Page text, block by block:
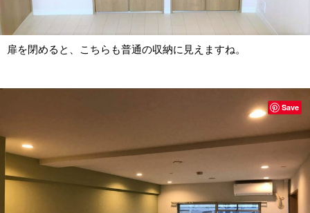
扉を閉めると、こちらも普通の収納に見えますね。
Save